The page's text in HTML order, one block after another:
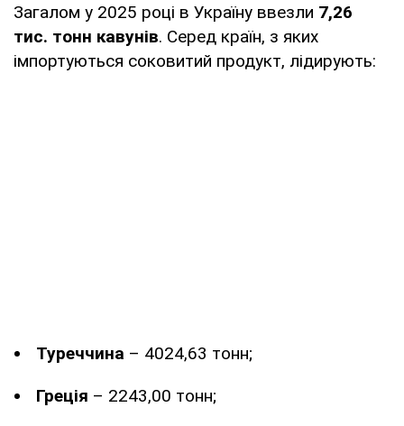
Загалом у 2025 році в Україну ввезли 7,26
тис. тонн кавунів. Серед країн, з яких
імпортуються соковитий продукт, лідирують:
Туреччина – 4024,63 тонн;
Греція – 2243,00 тонн;